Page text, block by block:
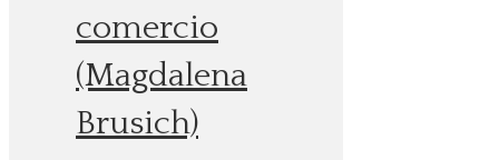
comercio
(Magdalena
Brusich)